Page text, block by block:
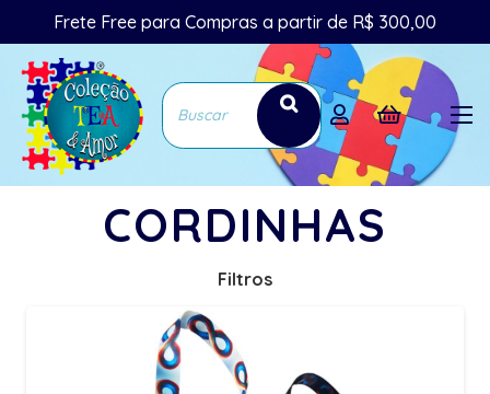
Frete Free para Compras a partir de R$ 300,00
CORDINHAS
Filtros